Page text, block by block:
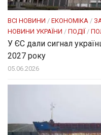
ВСІ НОВИНИ / ЕКОНОМІКА /
НОВИНИ УКРАЇНИ / ПОДІЇ/
У ЄС дали сигнал
2027 року
05.06.2026